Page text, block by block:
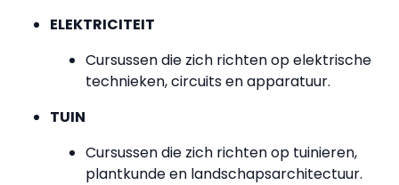
ELEKTRICITEIT
Cursussen die zich richten op elektrische
technieken, circuits en apparatuur.
TUIN
Cursussen die zich richten op tuinieren,
plantkunde en landschapsarchitectuur.